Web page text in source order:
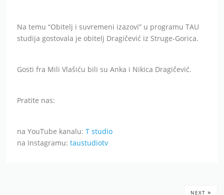
Na temu “Obitelj i suvremeni izazovi” u programu TAU
studija gostovala je obitelj Dragičević iz Struge-Gorica.
Gosti fra Mili Vlašiću bili su Anka i Nikica Dragičević.
Pratite nas:
na YouTube kanalu:T studio
na Instagramu:taustudiotv
NEXT »